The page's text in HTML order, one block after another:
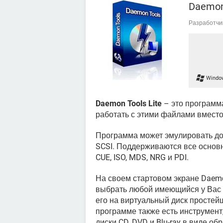
Daemon Tools Lite – это
работать с этими файлами
Программа может эмулировать
SCSI. Поддерживаются все
CUE, ISO, MDS, NRG и PDI.
На своем стартовом экране
выбрать любой имеющийся у Вас
его на виртуальный диск
программе также есть